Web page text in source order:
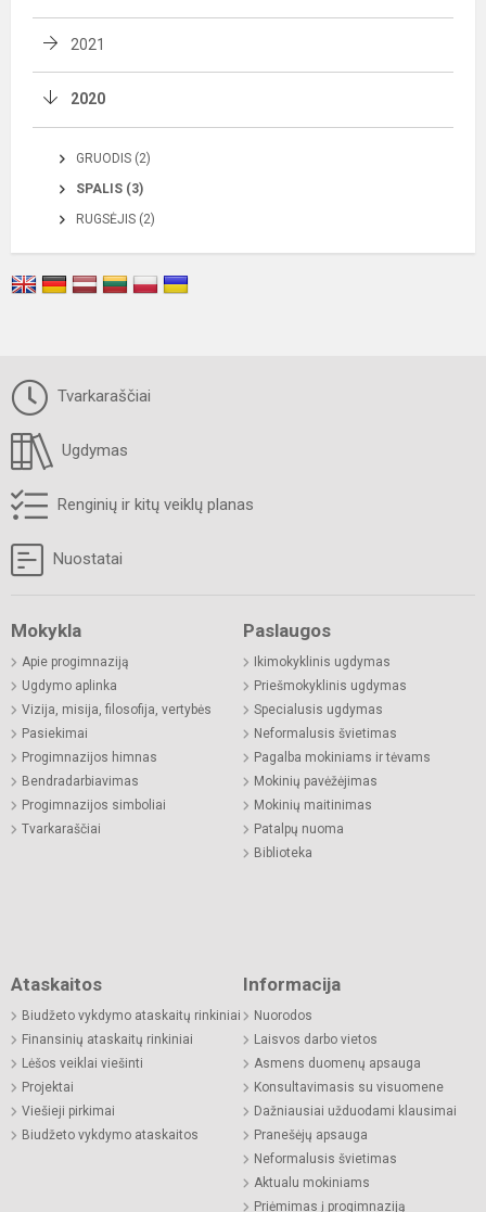
2021
2020
GRUODIS (2)
SPALIS (3)
RUGSĖJIS (2)
Tvarkaraščiai
Ugdymas
Renginių ir kitų veiklų planas
Nuostatai
Mokykla
Apie progimnaziją
Ugdymo aplinka
Vizija, misija, filosofija, vertybės
Pasiekimai
Progimnazijos himnas
Bendradarbiavimas
Progimnazijos simboliai
Tvarkaraščiai
Paslaugos
Ikimokyklinis ugdymas
Priešmokyklinis ugdymas
Specialusis ugdymas
Neformalusis švietimas
Pagalba mokiniams ir tėvams
Mokinių pavėžėjimas
Mokinių maitinimas
Patalpų nuoma
Biblioteka
Ataskaitos
Biudžeto vykdymo ataskaitų rinkiniai
Finansinių ataskaitų rinkiniai
Lėšos veiklai viešinti
Projektai
Viešieji pirkimai
Biudžeto vykdymo ataskaitos
Informacija
Nuorodos
Laisvos darbo vietos
Asmens duomenų apsauga
Konsultavimasis su visuomene
Dažniausiai užduodami klausimai
Pranešėjų apsauga
Neformalusis švietimas
Aktualu mokiniams
Priėmimas į progimnaziją